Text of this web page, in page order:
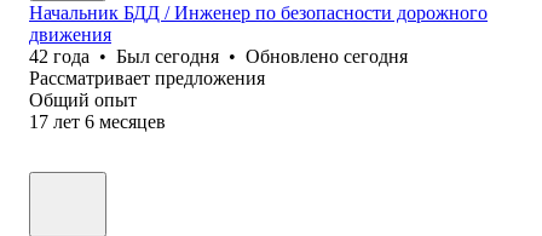
Начальник БДД / Инженер по безопасности дорожного
движения
42 года • Был сегодня • Обновлено сегодня
Рассматривает предложения
Общий опыт
17 лет 6 месяцев